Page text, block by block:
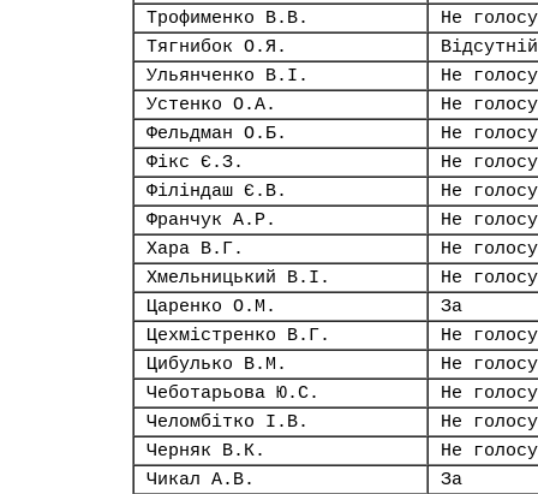
Трофименко В.В.
Не
Тягнибок О.Я.
Відсутній
Ульянченко В.І.
Не
Устенко О.А.
Не
Фельдман О.Б.
Не
Фікс Є.З.
Не
Філіндаш Є.В.
Не
Франчук А.Р.
Не
Хара В.Г.
Не
Хмельницький В.І.
Не
Царенко О.М.
За
Цехмістренко В.Г.
Не
Цибулько В.М.
Не
Чеботарьова Ю.С.
Не
Челомбітко І.В.
Не
Черняк В.К.
Не
Чикал А.В.
За